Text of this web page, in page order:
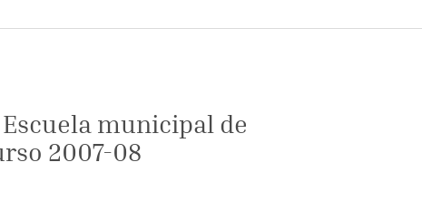
municipal de
2007-08